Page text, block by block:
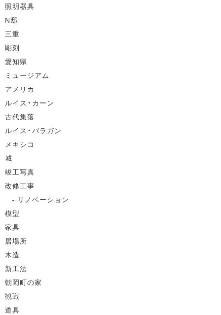
照明器具
N邸
三重
彫刻
愛知県
ミュージアム
アメリカ
ルイス・カーン
古代集落
ルイス・バラガン
メキシコ
城
竣工写真
改修工事
リノベーション
模型
家具
居場所
木造
新工法
朝岡町の家
観戦
道具